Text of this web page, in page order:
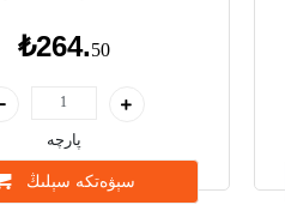
₺264.50
پارچە
سېۋەتكە سېلىڭ